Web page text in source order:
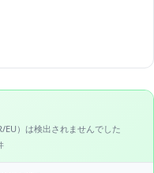
EU）は検出されませんでした